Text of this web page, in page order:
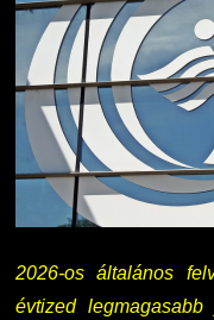
2026-os általános
évtized legmagasabb